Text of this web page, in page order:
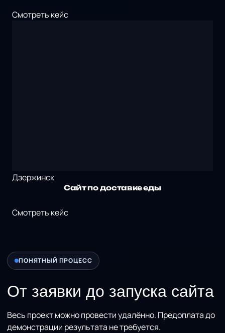
Смотреть кейс
Дзержинск
Сайт по доставке еды
Смотреть кейс
ПОНЯТНЫЙ ПРОЦЕСС
От заявки до запуска сайта
Весь проект можно провести удалённо. Предоплата до
демонстрации результата не требуется.